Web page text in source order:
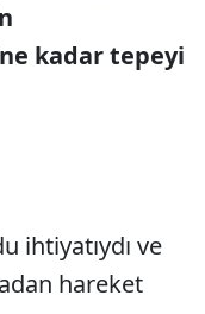
kadar tepeyi
ihtiyatıydı ve
hareket